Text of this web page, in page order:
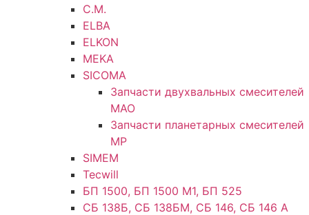
C.M.
ELBA
ELKON
MEKA
SICOMA
Запчасти двухвальных смесителей
MAO
Запчасти планетарных смесителей
MP
SIMEM
Tecwill
БП 1500, БП 1500 М1, БП 525
СБ 138Б, СБ 138БМ, СБ 146, СБ 146 А